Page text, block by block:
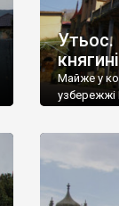
Утьос.
княгині
Майже у
узбережжі